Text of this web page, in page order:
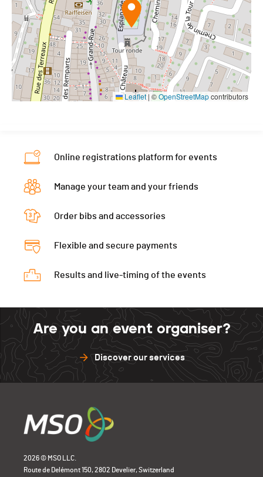
Leaflet| ©OpenStreetMapcontributors
Online registrations platform for events
Manage your team and your friends
Order bibs and accessories
Flexible and secure payments
Results and live-timing of the events
Are you an event organiser?
Discover our services
2026 © MSO LLC.
Route de Delémont 150, 2802 Develier, Switzerland